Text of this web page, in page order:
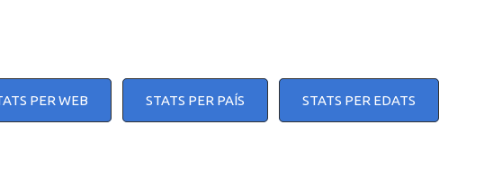
PER WEB STATS PER PAÍS STATS PER EDATS